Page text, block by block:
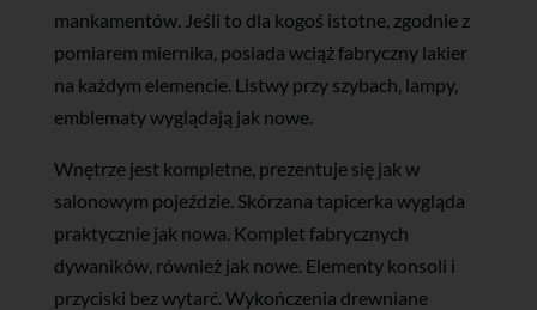
mankamentów. Jeśli to dla kogoś istotne, zgodnie z
pomiarem miernika, posiada wciąż fabryczny lakier
na każdym elemencie. Listwy przy szybach, lampy,
emblematy wyglądają jak nowe.
Wnętrze jest kompletne, prezentuje się jak w
salonowym pojeździe. Skórzana tapicerka wygląda
praktycznie jak nowa. Komplet fabrycznych
dywaników, również jak nowe. Elementy konsoli i
przyciski bez wytarć. Wykończenia drewniane